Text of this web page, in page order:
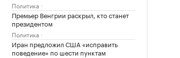
Политика
Премьер Венгрии раскрыл, кто станет
президентом
Политика
Иран предложил США «исправить
поведение» по шести пунктам